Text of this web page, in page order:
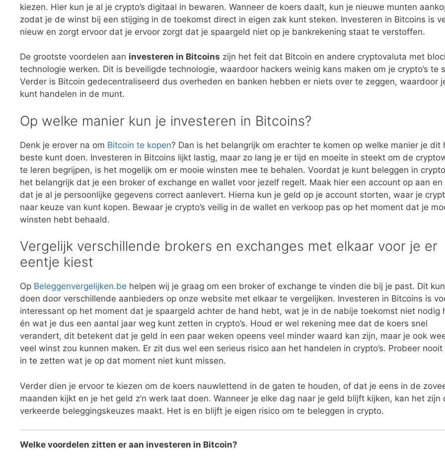
kiezen. Hier kun je al je crypto’s digitaal in bewaren. Wanneer de koers daalt, kun je nieuwe munten
zodat je de winst bij een stijging in de toekomst direct in eigen zak kunt steken. Investeren in Bitcoins is
nieuw en zorgt ervoor dat je ervoor zorgt dat je spaargeld niet op je bankrekening staat te verstoffen.
De grootste voordelen aan investeren in Bitcoins zijn het feit dat Bitcoin en andere cryptovaluta met
technologie werken. Dit is beveiligde technologie, waardoor hackers weinig kans maken om je crypto’s te
Verder is Bitcoin gedecentraliseerd dus overheden en banken hebben er niets over te zeggen, waardoor
kunt handelen in de munt.
Op welke manier kun je investeren in Bitcoins?
Denk je erover na om Bitcoin te kopen? Dan is het belangrijk om erachter te komen op welke manier je dit
beste kunt doen. Investeren in Bitcoins lijkt lastig, maar zo lang je er tijd en moeite in steekt om de
te leren begrijpen, is het mogelijk om er mooie winsten mee te behalen. Voordat je kunt beleggen in
het belangrijk dat je een broker of exchange en wallet voor jezelf regelt. Maak hier een account op aan en
dat je al je persoonlijke gegevens correct aanlevert. Hierna kun je geld op je account storten, waar je
naar keuze van kunt kopen. Bewaar je crypto’s veilig in de wallet en verkoop pas op het moment dat je
winsten hebt behaald.
Vergelijk verschillende brokers en exchanges met elkaar voor je er
eentje kiest
Op Beleggenvergelijken.be helpen wij je graag om een broker of exchange te vinden die bij je past. Dit
doen door verschillende aanbieders op onze website met elkaar te vergelijken. Investeren in Bitcoins is
interessant op het moment dat je spaargeld achter de hand hebt, wat je in de nabije toekomst niet nodig
én wat je dus een aantal jaar weg kunt zetten in crypto’s. Houd er wel rekening mee dat de koers snel
verandert, dit betekent dat je geld in een paar weken opeens veel minder waard kan zijn, maar je ook
veel winst zou kunnen maken. Er zit dus wel een serieus risico aan het handelen in crypto’s. Probeer nooit
in te zetten wat je op dat moment niet kunt missen.
Verder dien je ervoor te kiezen om de koers nauwlettend in de gaten te houden, of dat je eens in de
maanden kijkt en je het geld z’n werk laat doen. Wanneer je elke dag naar je geld blijft kijken, kan het zijn
verkeerde beleggingskeuzes maakt. Het is en blijft je eigen risico om te beleggen in crypto.
Welke voordelen zitten er aan investeren in Bitcoin?